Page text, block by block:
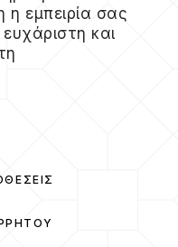
η εμπειρία σας
και